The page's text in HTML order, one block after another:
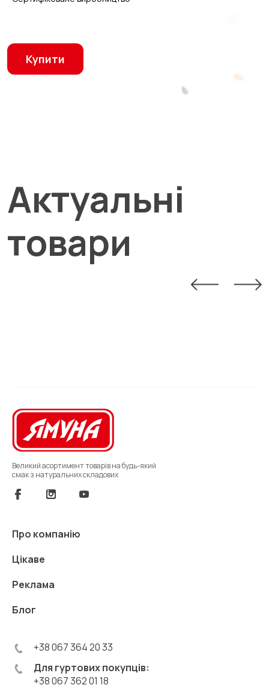
Купити
Актуальні
товари
Великий асортимент товарів на будь-який
смак з натуральних складових
+38 067 364 20 33
Для гуртових покупців:
+38 067 362 01 18
Про компанію
Цікаве
Реклама
Блог